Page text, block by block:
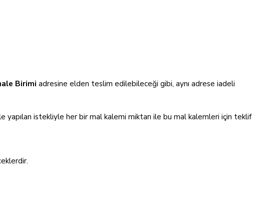
Birimi adresine elden teslim edilebileceği gibi, aynı adrese iadeli
istekliyle her bir mal kalemi miktarı ile bu mal kalemleri için teklif